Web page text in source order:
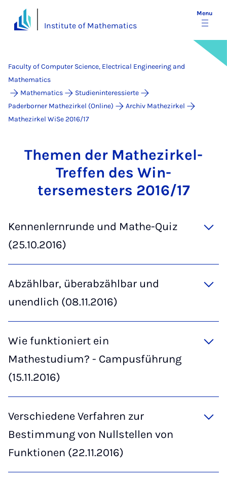
Institute of Mathematics
Menu
Faculty of Computer Science, Electrical Engineering and
Mathematics
Mathematics
Studieninteressierte
Paderborner Mathezirkel (Online)
Archiv Mathezirkel
Mathezirkel WiSe 2016/17
The­men der Math­ezirkel-
Tref­fen des Win­
tersemesters 2016/17
Kennenlernrunde und Mathe-Quiz
(25.10.2016)
Abzählbar, überabzählbar und
unendlich (08.11.2016)
Wie funktioniert ein
Mathestudium? - Campusführung
(15.11.2016)
Verschiedene Verfahren zur
Bestimmung von Nullstellen von
Funktionen (22.11.2016)